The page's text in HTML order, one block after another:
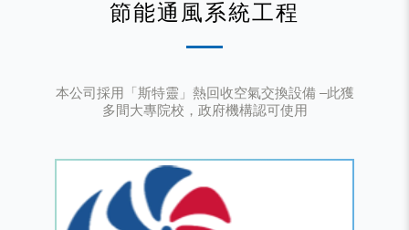
節能通風系統工程
本公司採用「斯特靈」熱回收空氣交換設備 ‒此獲
多間大專院校，政府機構認可使用